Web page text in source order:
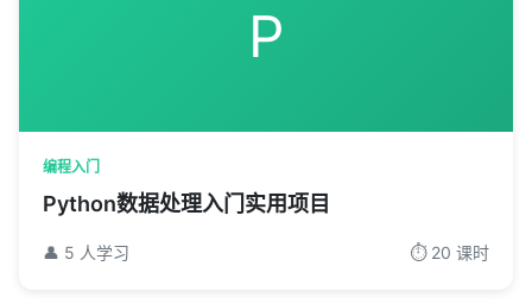
P
编程入门
Python数据处理入门实用项目
👤 5 人学习 ⏱️ 20 课时